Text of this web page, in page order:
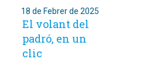
18 de Febrer de 2025
El volant del
padró, en un
clic